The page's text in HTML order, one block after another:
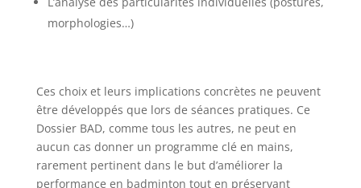
morphologies…)
Ces choix et leurs implications concrètes ne peuvent
être développés que lors de séances pratiques. Ce
Dossier BAD, comme tous les autres, ne peut en
aucun cas donner un programme clé en mains,
rarement pertinent dans le but d’améliorer la
performance en badminton tout en préservant